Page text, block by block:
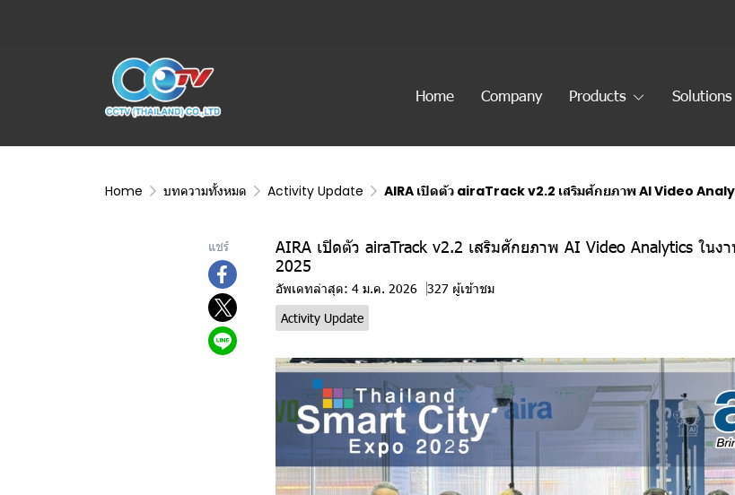
Home Company Products Solutions
Home บทความทั้งหมด Activity Update AIRA เปิดตัว airaTrack v2.2 เสริมศักยภาพ AI Video
แชร์
AIRA เปิดตัว airaTrack v2.2 เสริมศักยภาพ AI Video Analytics ในง
2025
อัพเดทล่าสุด: 4 ม.ค. 2026 327 ผู้เข้าชม
Activity Update